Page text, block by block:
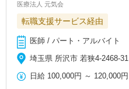
医療法人 元気会
転職支援サービス経由
医師 / パート・アルバイト
埼玉県 所沢市 若狭4-2468-31
日給 100,000円 ～ 120,000円